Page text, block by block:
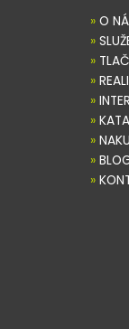
» O
»
» TLAČ
»
»
»
»
»
»